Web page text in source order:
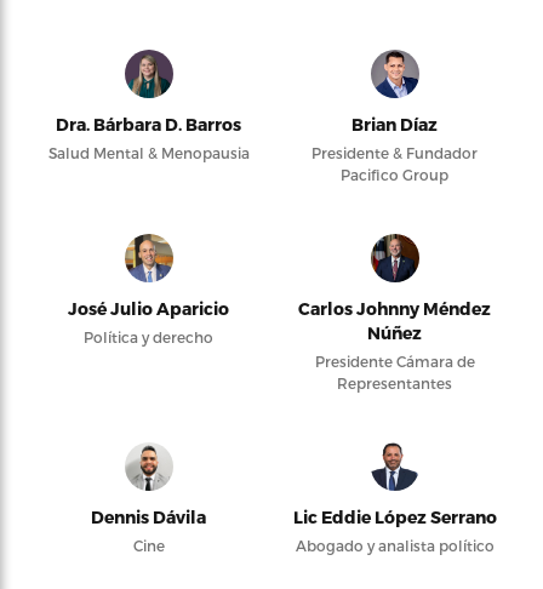
Dra. Bárbara D. Barros
Salud Mental & Menopausia
Brian Díaz
Presidente & Fundador
Pacifico Group
José Julio Aparicio
Política y derecho
Carlos Johnny Méndez
Núñez
Presidente Cámara de
Representantes
Dennis Dávila
Cine
Lic Eddie López Serrano
Abogado y analista político